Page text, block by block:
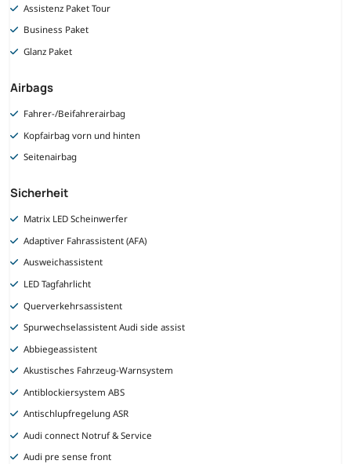
Assistenz Paket Tour
Business Paket
Glanz Paket
Airbags
Fahrer-/Beifahrerairbag
Kopfairbag vorn und hinten
Seitenairbag
Sicherheit
Matrix LED Scheinwerfer
Adaptiver Fahrassistent (AFA)
Ausweichassistent
LED Tagfahrlicht
Querverkehrsassistent
Spurwechselassistent Audi side assist
Abbiegeassistent
Akustisches Fahrzeug-Warnsystem
Antiblockiersystem ABS
Antischlupfregelung ASR
Audi connect Notruf & Service
Audi pre sense front